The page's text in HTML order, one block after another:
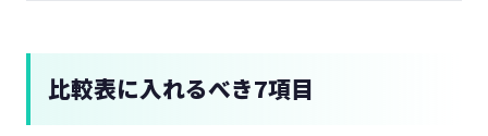
比較表に入れるべき7項目